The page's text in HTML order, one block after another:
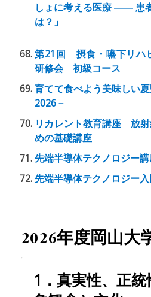
しょに考える医療 ―― 患
は？」
第21回 摂食・嚥下リハ
研修会 初級コース
育てて食べよう美味しい
2026－
リカレント教育講座 放
めの基礎講座
先端半導体テクノロジー
先端半導体テクノロジー入
2026年度岡山大
1．真実性、正